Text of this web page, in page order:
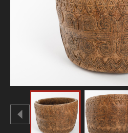
ОНЛАЙН-КРАМНИЦЯ
ПІДТРИМАТИ